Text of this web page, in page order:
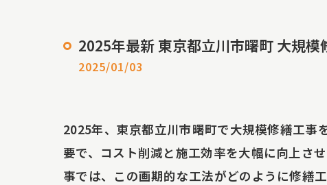
雨漏り修理
代表の想い
2025年最新 東京都立川市曙町 大規
2025/01/03
2025年、東京都立川市曙町で大規模修繕工事
要で、コスト削減と施工効率を大幅に向上さ
事では、この画期的な工法がどのように修繕